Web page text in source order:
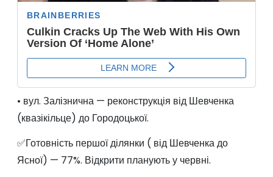
• вул. Залізнична — реконструкція від Шевченка
(квазікільце) до Городоцької.
✅Готовність першої ділянки ( від Шевченка до
Ясної) — 77%. Відкрити планують у червні.